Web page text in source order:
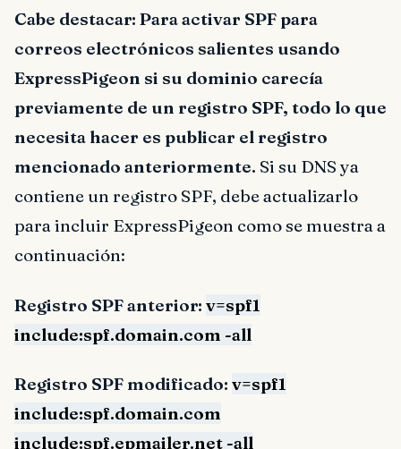
Cabe destacar: Para activar SPF para
correos electrónicos salientes usando
ExpressPigeon si su dominio carecía
previamente de un registro SPF, todo lo que
necesita hacer es publicar el registro
mencionado anteriormente. Si su DNS ya
contiene un registro SPF, debe actualizarlo
para incluir ExpressPigeon como se muestra a
continuación:
Registro SPF anterior: v=spf1
include:spf.domain.com -all
Registro SPF modificado: v=spf1
include:spf.domain.com
include:spf.epmailer.net -all